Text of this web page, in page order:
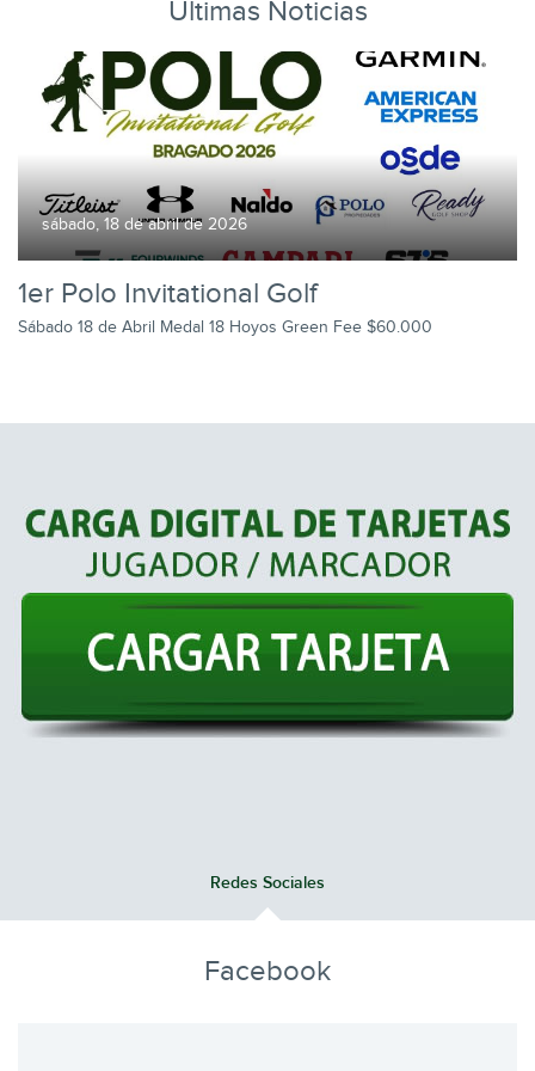
Ultimas Noticias
sábado, 18 de abril de 2026
1er Polo Invitational Golf
Sábado 18 de Abril Medal 18 Hoyos Green Fee $60.000
Redes Sociales
Facebook